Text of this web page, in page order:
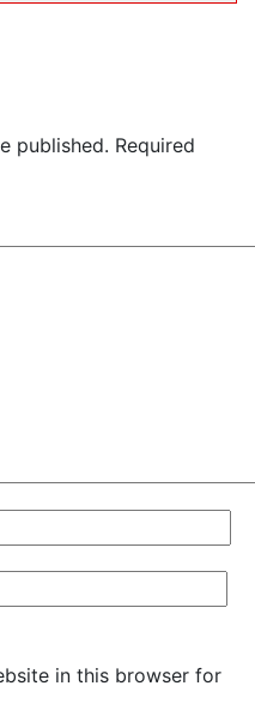
published. Required
in this browser for